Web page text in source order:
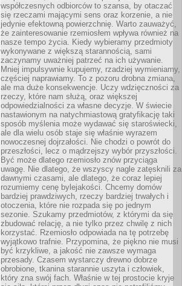
współczesnych odbiorców to szansa, by otaczać
się rzeczami mającymi sens oraz korzenie, a nie
jedynie efektowną powierzchnię. Warto zauważyć,
że zainteresowanie rzemiosłem wpływa również na
nasze tempo życia. Kiedy wybieramy przedmioty
wykonywane z większą starannością, sami
zaczynamy uważniej patrzeć na ich używanie.
Mniej impulsywnie kupujemy, rzadziej wymieniamy,
częściej naprawiamy. To z pozoru drobna zmiana,
ale ma duże konsekwencje. Uczy wdzięczności za
rzeczy, które nam służą, oraz większej
odpowiedzialności za własne decyzje. W świecie
nastawionym na natychmiastową gratyfikację taki
sposób myślenia może wydawać się staroświecki,
ale dla wielu osób staje się właśnie wyrazem
nowoczesnej dojrzałości. Nie chodzi o powrót do
przeszłości, lecz o mądrzejszy wybór przyszłości.
Być może dlatego rzemiosło znów przyciąga
uwagę. Nie dlatego, że wszyscy nagle zatęsknili za
dawnymi czasami, ale dlatego, że coraz lepiej
rozumiemy cenę bylejakości. Chcemy domów
bardziej prawdziwych, rzeczy bardziej trwałych i
otoczenia, które nie rozpada się po jednym
sezonie. Szukamy przedmiotów, z którymi da się
zbudować relację, a nie tylko przez chwilę z nich
korzystać. Rzemiosło odpowiada na tę potrzebę
wyjątkowo trafnie. Przypomina, że piękno nie musi
być krzykliwe, a jakość nie zawsze wymaga
przesady. Czasem wystarczy drewno dobrze
obrobione, tkanina starannie uszyta i człowiek,
który zna swój fach. Właśnie w tej prostocie kryje